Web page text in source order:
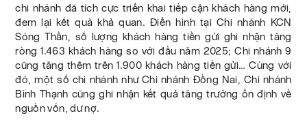
chi nhánh đã tích cực triển khai tiếp cận khách hàng mới,
đem lại kết quả khả quan. Điển hình tại Chi nhánh KCN
Sóng Thần, số lượng khách hàng tiền gửi ghi nhận tăng
ròng 1.463 khách hàng so với đầu năm 2025; Chi nhánh 9
cũng tăng thêm trên 1.900 khách hàng tiền gửi… Cùng với
đó, một số chi nhánh như Chi nhánh Đồng Nai, Chi nhánh
Bình Thạnh cũng ghi nhận kết quả tăng trưởng ổn định về
nguồn vốn, dư nợ.